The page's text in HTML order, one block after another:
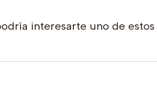
interesarte uno de estos